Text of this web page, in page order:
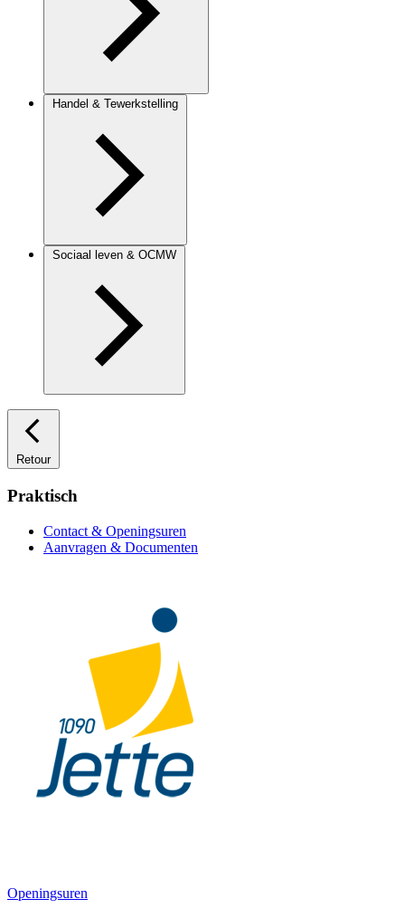
Handel & Tewerkstelling
Sociaal leven & OCMW
Retour
Praktisch
Contact & Openingsuren
Aanvragen & Documenten
Openingsuren